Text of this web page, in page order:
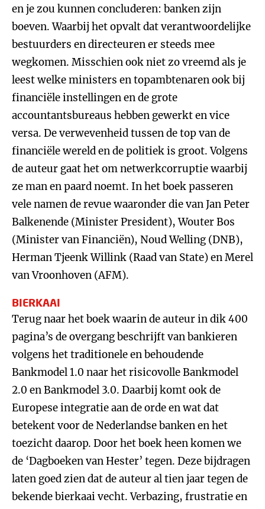
en je zou kunnen concluderen: banken zijn
boeven. Waarbij het opvalt dat verantwoordelijke
bestuurders en directeuren er steeds mee
wegkomen. Misschien ook niet zo vreemd als je
leest welke ministers en topambtenaren ook bij
financiële instellingen en de grote
accountantsbureaus hebben gewerkt en vice
versa. De verwevenheid tussen de top van de
financiële wereld en de politiek is groot. Volgens
de auteur gaat het om netwerkcorruptie waarbij
ze man en paard noemt. In het boek passeren
vele namen de revue waaronder die van Jan Peter
Balkenende (Minister President), Wouter Bos
(Minister van Financiën), Noud Welling (DNB),
Herman Tjeenk Willink (Raad van State) en Merel
van Vroonhoven (AFM).
BIERKAAI
Terug naar het boek waarin de auteur in dik 400
pagina’s de overgang beschrijft van bankieren
volgens het traditionele en behoudende
Bankmodel 1.0 naar het risicovolle Bankmodel
2.0 en Bankmodel 3.0. Daarbij komt ook de
Europese integratie aan de orde en wat dat
betekent voor de Nederlandse banken en het
toezicht daarop. Door het boek heen komen we
de ‘Dagboeken van Hester’ tegen. Deze bijdragen
laten goed zien dat de auteur al tien jaar tegen de
bekende bierkaai vecht. Verbazing, frustratie en